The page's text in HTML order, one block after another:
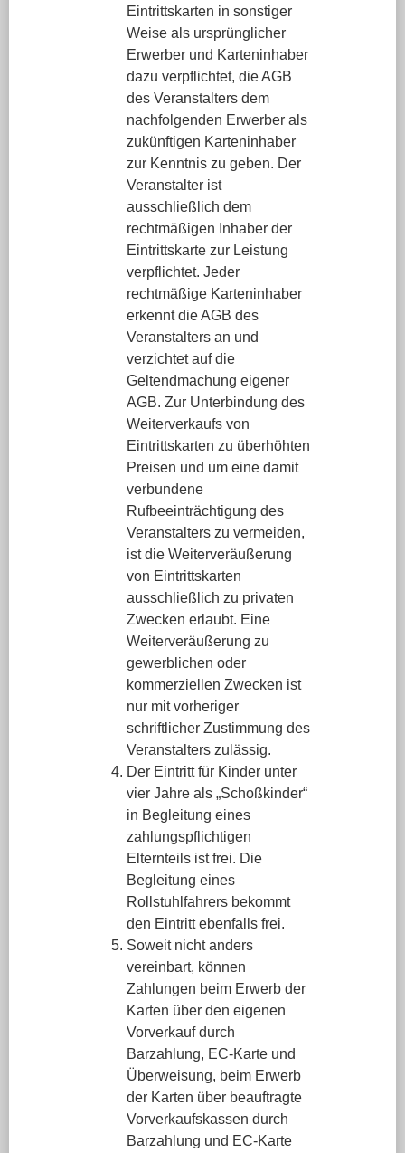
Eintrittskarten in sonstiger
Weise als ursprünglicher
Erwerber und Karteninhaber
dazu verpflichtet, die AGB
des Veranstalters dem
nachfolgenden Erwerber als
zukünftigen Karteninhaber
zur Kenntnis zu geben. Der
Veranstalter ist
ausschließlich dem
rechtmäßigen Inhaber der
Eintrittskarte zur Leistung
verpflichtet. Jeder
rechtmäßige Karteninhaber
erkennt die AGB des
Veranstalters an und
verzichtet auf die
Geltendmachung eigener
AGB. Zur Unterbindung des
Weiterverkaufs von
Eintrittskarten zu überhöhten
Preisen und um eine damit
verbundene
Rufbeeinträchtigung des
Veranstalters zu vermeiden,
ist die Weiterveräußerung
von Eintrittskarten
ausschließlich zu privaten
Zwecken erlaubt. Eine
Weiterveräußerung zu
gewerblichen oder
kommerziellen Zwecken ist
nur mit vorheriger
schriftlicher Zustimmung des
Veranstalters zulässig.
Der Eintritt für Kinder unter
vier Jahre als „Schoßkinder“
in Begleitung eines
zahlungspflichtigen
Elternteils ist frei. Die
Begleitung eines
Rollstuhlfahrers bekommt
den Eintritt ebenfalls frei.
Soweit nicht anders
vereinbart, können
Zahlungen beim Erwerb der
Karten über den eigenen
Vorverkauf durch
Barzahlung, EC-Karte und
Überweisung, beim Erwerb
der Karten über beauftragte
Vorverkaufskassen durch
Barzahlung und EC-Karte